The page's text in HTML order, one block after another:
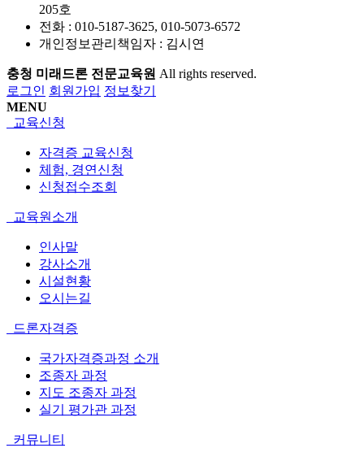
205호
전화 : 010-5187-3625, 010-5073-6572
개인정보관리책임자 : 김시연
충청 미래드론 전문교육원 All rights reserved.
로그인 회원가입 정보찾기
MENU
교육신청
자격증 교육신청
체험, 경연신청
신청접수조회
교육원소개
인사말
강사소개
시설현황
오시는길
드론자격증
국가자격증과정 소개
조종자 과정
지도 조종자 과정
실기 평가관 과정
커뮤니티